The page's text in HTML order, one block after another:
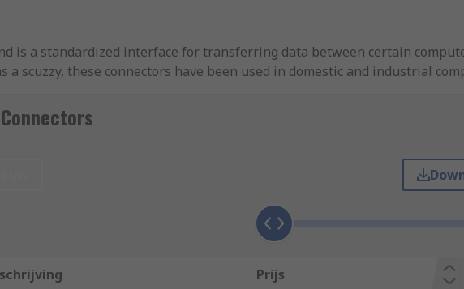
is a standardized interface for transferring data between certain
a scuzzy, these connectors have been used in domestic and industrial
called an internal SCSI Connector, which are typically used to
SCSI connector to suit your application.
Prijs